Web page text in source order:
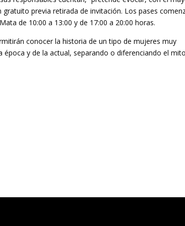
previa retirada de invitación. Los pases
de 10:00 a 13:00 y de 17:00 a 20:00 horas.
conocer la historia de un tipo de mujeres muy
y de la actual, separando o diferenciando el